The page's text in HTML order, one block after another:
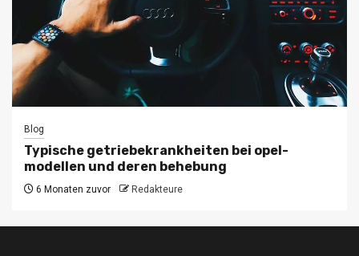
Blog
Typische getriebekrankheiten bei opel-
modellen und deren behebung
6 Monaten zuvor Redakteure